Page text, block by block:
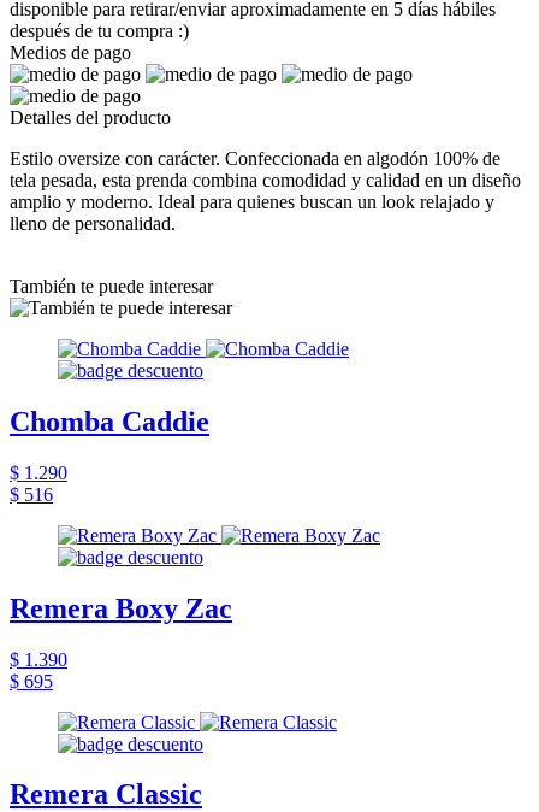
disponible para retirar/enviar aproximadamente en 5 días hábiles
después de tu compra :)
Medios de pago
Detalles del producto
Estilo oversize con carácter. Confeccionada en algodón 100% de
tela pesada, esta prenda combina comodidad y calidad en un diseño
amplio y moderno. Ideal para quienes buscan un look relajado y
lleno de personalidad.
También te puede interesar
Chomba Caddie
$ 1.290
$ 516
Remera Boxy Zac
$ 1.390
$ 695
Remera Classic